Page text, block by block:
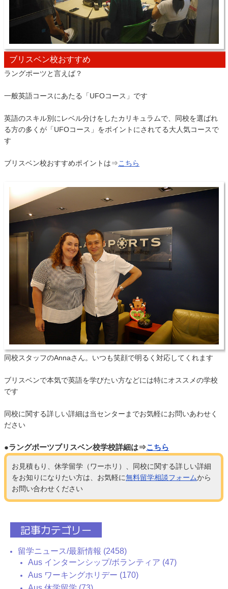
ブリスベン校おすすめ
ラングポーツと言えば？
一般英語コースにあたる「UFOコース」です
英語のスキル別にレベル分けをしたカリキュラムで、同校を選ばれ
る方の多くが「UFOコース」をポイントにされてる大人気コースで
す
ブリスベン校おすすめポイントは⇒こちら
同校スタッフのAnnaさん。いつも笑顔で明るく対応してくれます
ブリスベンで本気で英語を学びたい方などには特にオススメの学校
です
同校に関する詳しい詳細は当センターまでお気軽にお問いあわせく
ださい
●ラングポーツブリスベン校学校詳細は⇒こちら
お見積もり、休学留学（ワーホリ）、同校に関する詳しい詳細
をお知りになりたい方は、お気軽に無料留学相談フォームから
お問い合わせください
記事カテゴリー
留学ニュース/最新情報 (2458)
Aus インターンシップ/ボランティア (47)
Aus ワーキングホリデー (170)